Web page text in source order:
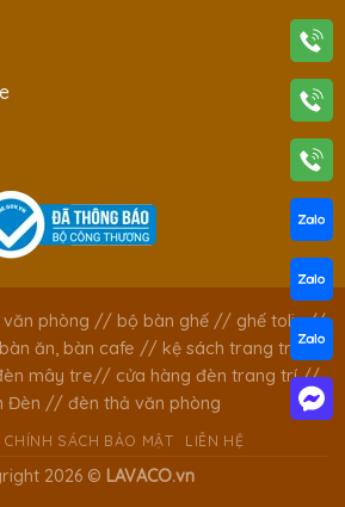
văn phòng // bộ bàn ghế// ghế tolix//
bàn ăn, bàn cafe // kệ sách trang trí //
mây tre// cửa hàng đèn trang trí//
Đèn // đèn thả văn phòng
CHÍNH SÁCH BẢO MẬT LIÊN HỆ
2026 © LAVACO.vn